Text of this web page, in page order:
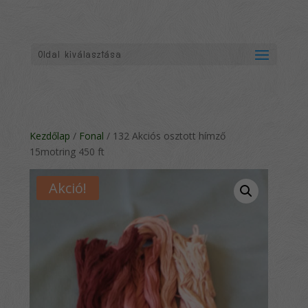
Oldal kiválasztása
Kezdőlap / Fonal / 132 Akciós osztott hímző
15motring 450 ft
Akció!